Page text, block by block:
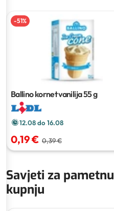
-51%
Ballino kornet vanilija55 g
12.08 do 16.08
0,19 € 0,39 €
Savjeti za pametnu
kupnju